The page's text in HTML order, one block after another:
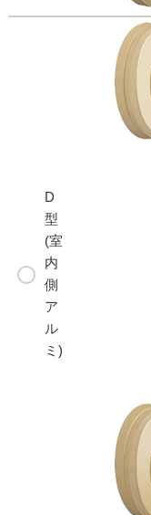
D
型
(室
内
側
ア
ル
ミ)